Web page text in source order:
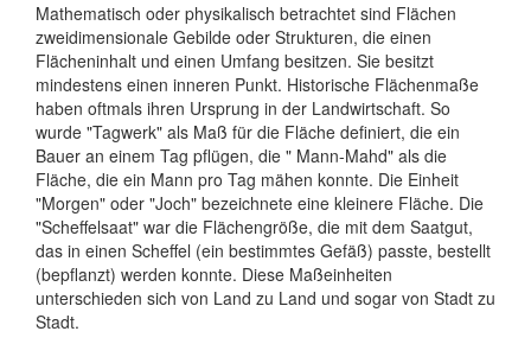
Mathematisch oder physikalisch betrachtet sind Flächen
zweidimensionale Gebilde oder Strukturen, die einen
Flächeninhalt und einen Umfang besitzen. Sie besitzt
mindestens einen inneren Punkt. Historische Flächenmaße
haben oftmals ihren Ursprung in der Landwirtschaft. So
wurde "Tagwerk" als Maß für die Fläche definiert, die ein
Bauer an einem Tag pflügen, die " Mann-Mahd" als die
Fläche, die ein Mann pro Tag mähen konnte. Die Einheit
"Morgen" oder "Joch" bezeichnete eine kleinere Fläche. Die
"Scheffelsaat" war die Flächengröße, die mit dem Saatgut,
das in einen Scheffel (ein bestimmtes Gefäß) passte, bestellt
(bepflanzt) werden konnte. Diese Maßeinheiten
unterschieden sich von Land zu Land und sogar von Stadt zu
Stadt.